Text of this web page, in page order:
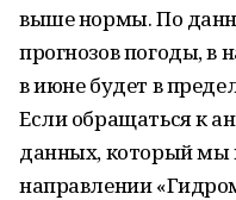
выше нормы. По
прогнозов погоды, в
в июне будет в
Если обращаться к
данных, который
направлении